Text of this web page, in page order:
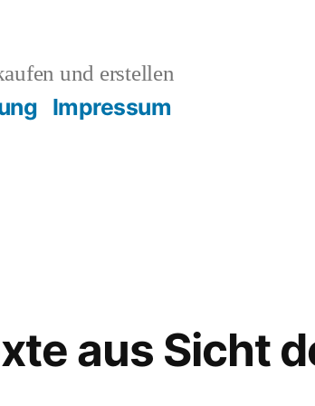
und erstellen
Impressum
aus Sicht